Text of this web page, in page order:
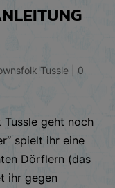
Tussle
0
geht noch
spielt ihr eine
Dörflern (das
ihr gegen